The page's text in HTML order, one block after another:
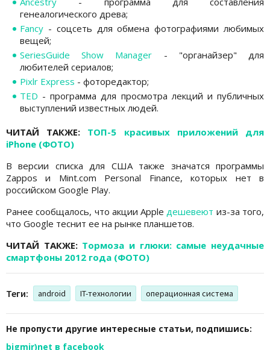
генеалогического древа;
Fancy - соцсеть для обмена фотографиями любимых
вещей;
SeriesGuide Show Manager - "органайзер" для
любителей сериалов;
Pixlr Express - фоторедактор;
TED - программа для просмотра лекций и публичных
выступлений известных людей.
ЧИТАЙ ТАКЖЕ: ТОП-5 красивых приложений для
iPhone (ФОТО)
В версии списка для США также значатся программы
Zappos и Mint.com Personal Finance, которых нет в
российском Google Play.
Ранее сообщалось, что акции Apple дешевеют из-за того,
что Google теснит ее на рынке планшетов.
ЧИТАЙ ТАКЖЕ: Тормоза и глюки: самые неудачные
смартфоны 2012 года (ФОТО)
Теги: android IT-технологии операционная система
Не пропусти другие интересные статьи, подпишись:
bigmir)net в facebook